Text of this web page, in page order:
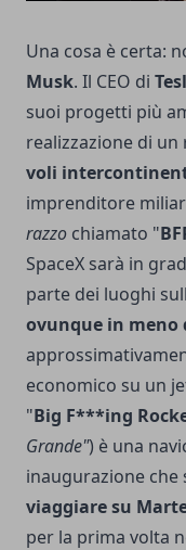
Una cosa è certa:
Musk. Il CEO di
suoi progetti più
realizzazione di
voli
imprenditore
razzo chiamato "
SpaceX sarà in
parte dei luoghi
ovunque in meno
economico su un
"Big F***ing
Grande") è una
inaugurazione che
viaggiare su
per la prima volta